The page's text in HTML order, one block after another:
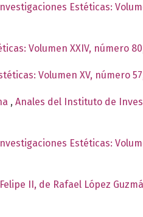
Estéticas:
Volumen XXIV, número
Volumen XV, número
, Anales del Instituto de
Estéticas:
II, de Rafael López